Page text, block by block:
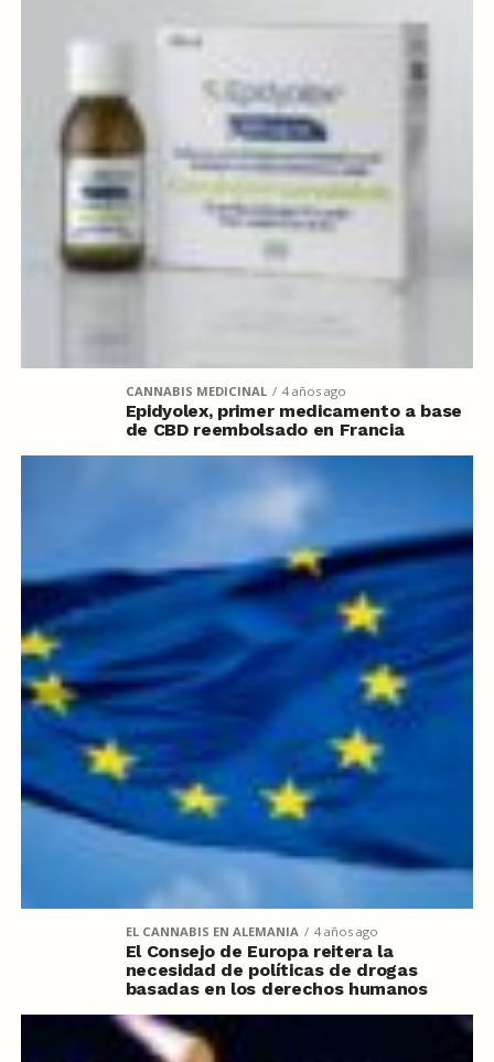
CANNABIS MEDICINAL 4 años ago
Epidyolex, primer medicamento a base
de CBD reembolsado en Francia
EL CANNABIS EN ALEMANIA 4 años ago
El Consejo de Europa reitera la
necesidad de políticas de drogas
basadas en los derechos humanos